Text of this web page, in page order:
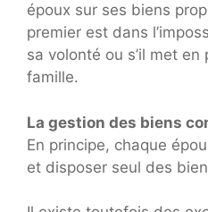
époux sur ses biens
premier est dans
sa volonté ou s’il met
famille.
La gestion des biens
En principe, chaque
et disposer seul des